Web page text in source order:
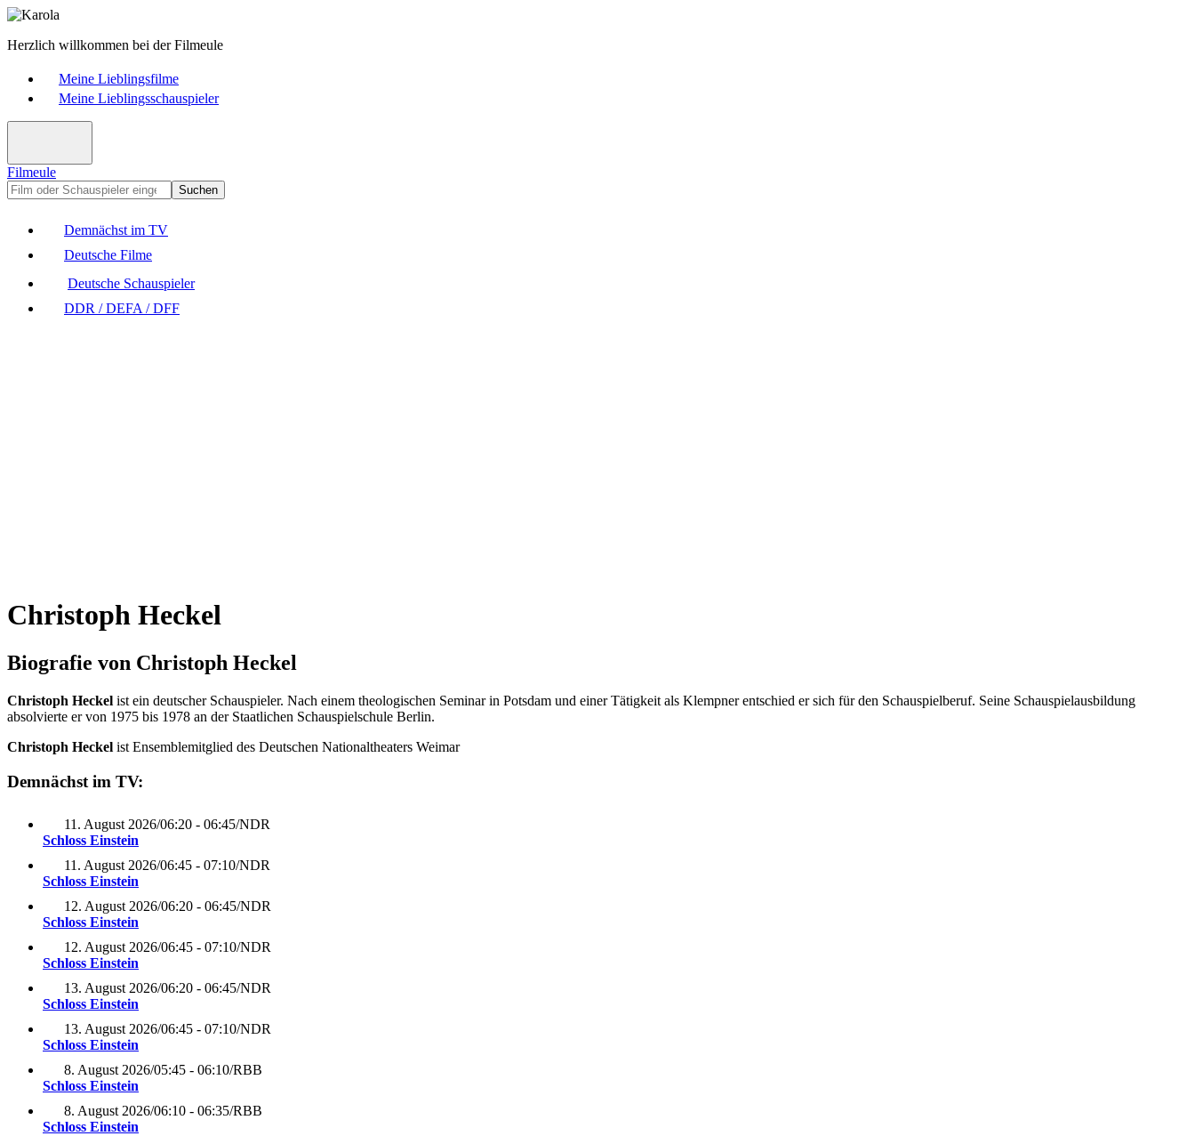
Herzlich willkommen bei der Filmeule
Meine Lieblingsfilme
Meine Lieblingsschauspieler
Filmeule
Suchen
Demnächst im TV
Deutsche Filme
Deutsche Schauspieler
DDR / DEFA / DFF
Christoph Heckel
Biografie von Christoph Heckel
Christoph Heckel ist ein deutscher Schauspieler. Nach einem theologischen Seminar in Potsdam und einer Tätigkeit als Klempner entschied er sich für den Schauspielberuf. Seine Schauspielausbildung
absolvierte er von 1975 bis 1978 an der Staatlichen Schauspielschule Berlin.
Christoph Heckel ist Ensemblemitglied des Deutschen Nationaltheaters Weimar
Demnächst im TV:
11. August 2026/06:20 - 06:45/NDR
Schloss Einstein
11. August 2026/06:45 - 07:10/NDR
Schloss Einstein
12. August 2026/06:20 - 06:45/NDR
Schloss Einstein
12. August 2026/06:45 - 07:10/NDR
Schloss Einstein
13. August 2026/06:20 - 06:45/NDR
Schloss Einstein
13. August 2026/06:45 - 07:10/NDR
Schloss Einstein
8. August 2026/05:45 - 06:10/RBB
Schloss Einstein
8. August 2026/06:10 - 06:35/RBB
Schloss Einstein